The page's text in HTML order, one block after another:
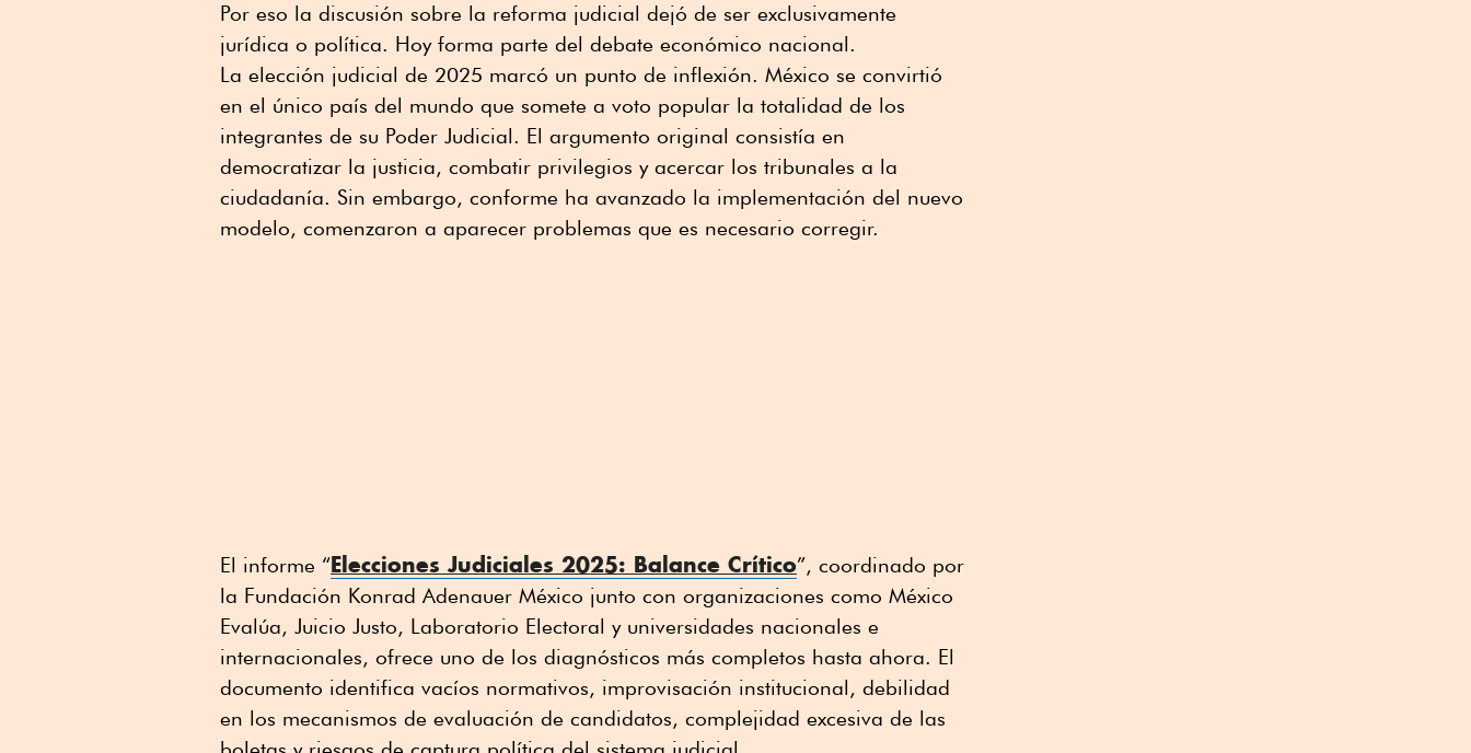
Por eso la discusión sobre la reforma judicial dejó de ser exclusivamente
jurídica o política. Hoy forma parte del debate económico nacional.
La elección judicial de 2025 marcó un punto de inflexión. México se convirtió
en el único país del mundo que somete a voto popular la totalidad de los
integrantes de su Poder Judicial. El argumento original consistía en
democratizar la justicia, combatir privilegios y acercar los tribunales a la
ciudadanía. Sin embargo, conforme ha avanzado la implementación del nuevo
modelo, comenzaron a aparecer problemas que es necesario corregir.
El informe “Elecciones Judiciales 2025: Balance Crítico”, coordinado por
la Fundación Konrad Adenauer México junto con organizaciones como México
Evalúa, Juicio Justo, Laboratorio Electoral y universidades nacionales e
internacionales, ofrece uno de los diagnósticos más completos hasta ahora. El
documento identifica vacíos normativos, improvisación institucional, debilidad
en los mecanismos de evaluación de candidatos, complejidad excesiva de las